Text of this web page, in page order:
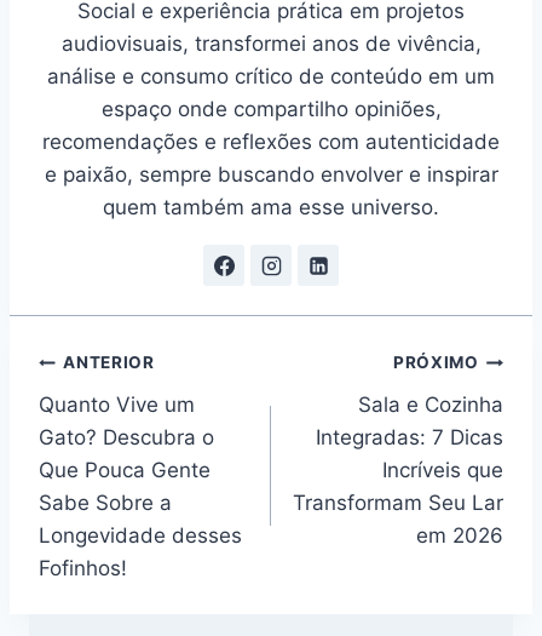
Social e experiência prática em projetos
audiovisuais, transformei anos de vivência,
análise e consumo crítico de conteúdo em um
espaço onde compartilho opiniões,
recomendações e reflexões com autenticidade
e paixão, sempre buscando envolver e inspirar
quem também ama esse universo.
Navegação
de
Post
ANTERIOR
Quanto Vive um
Gato? Descubra o
Que Pouca Gente
Sabe Sobre a
Longevidade desses
Fofinhos!
PRÓXIMO
Sala e Cozinha
Integradas: 7 Dicas
Incríveis que
Transformam Seu Lar
em 2026